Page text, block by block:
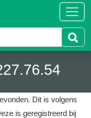
Dit is volgens
is geregistreerd bij